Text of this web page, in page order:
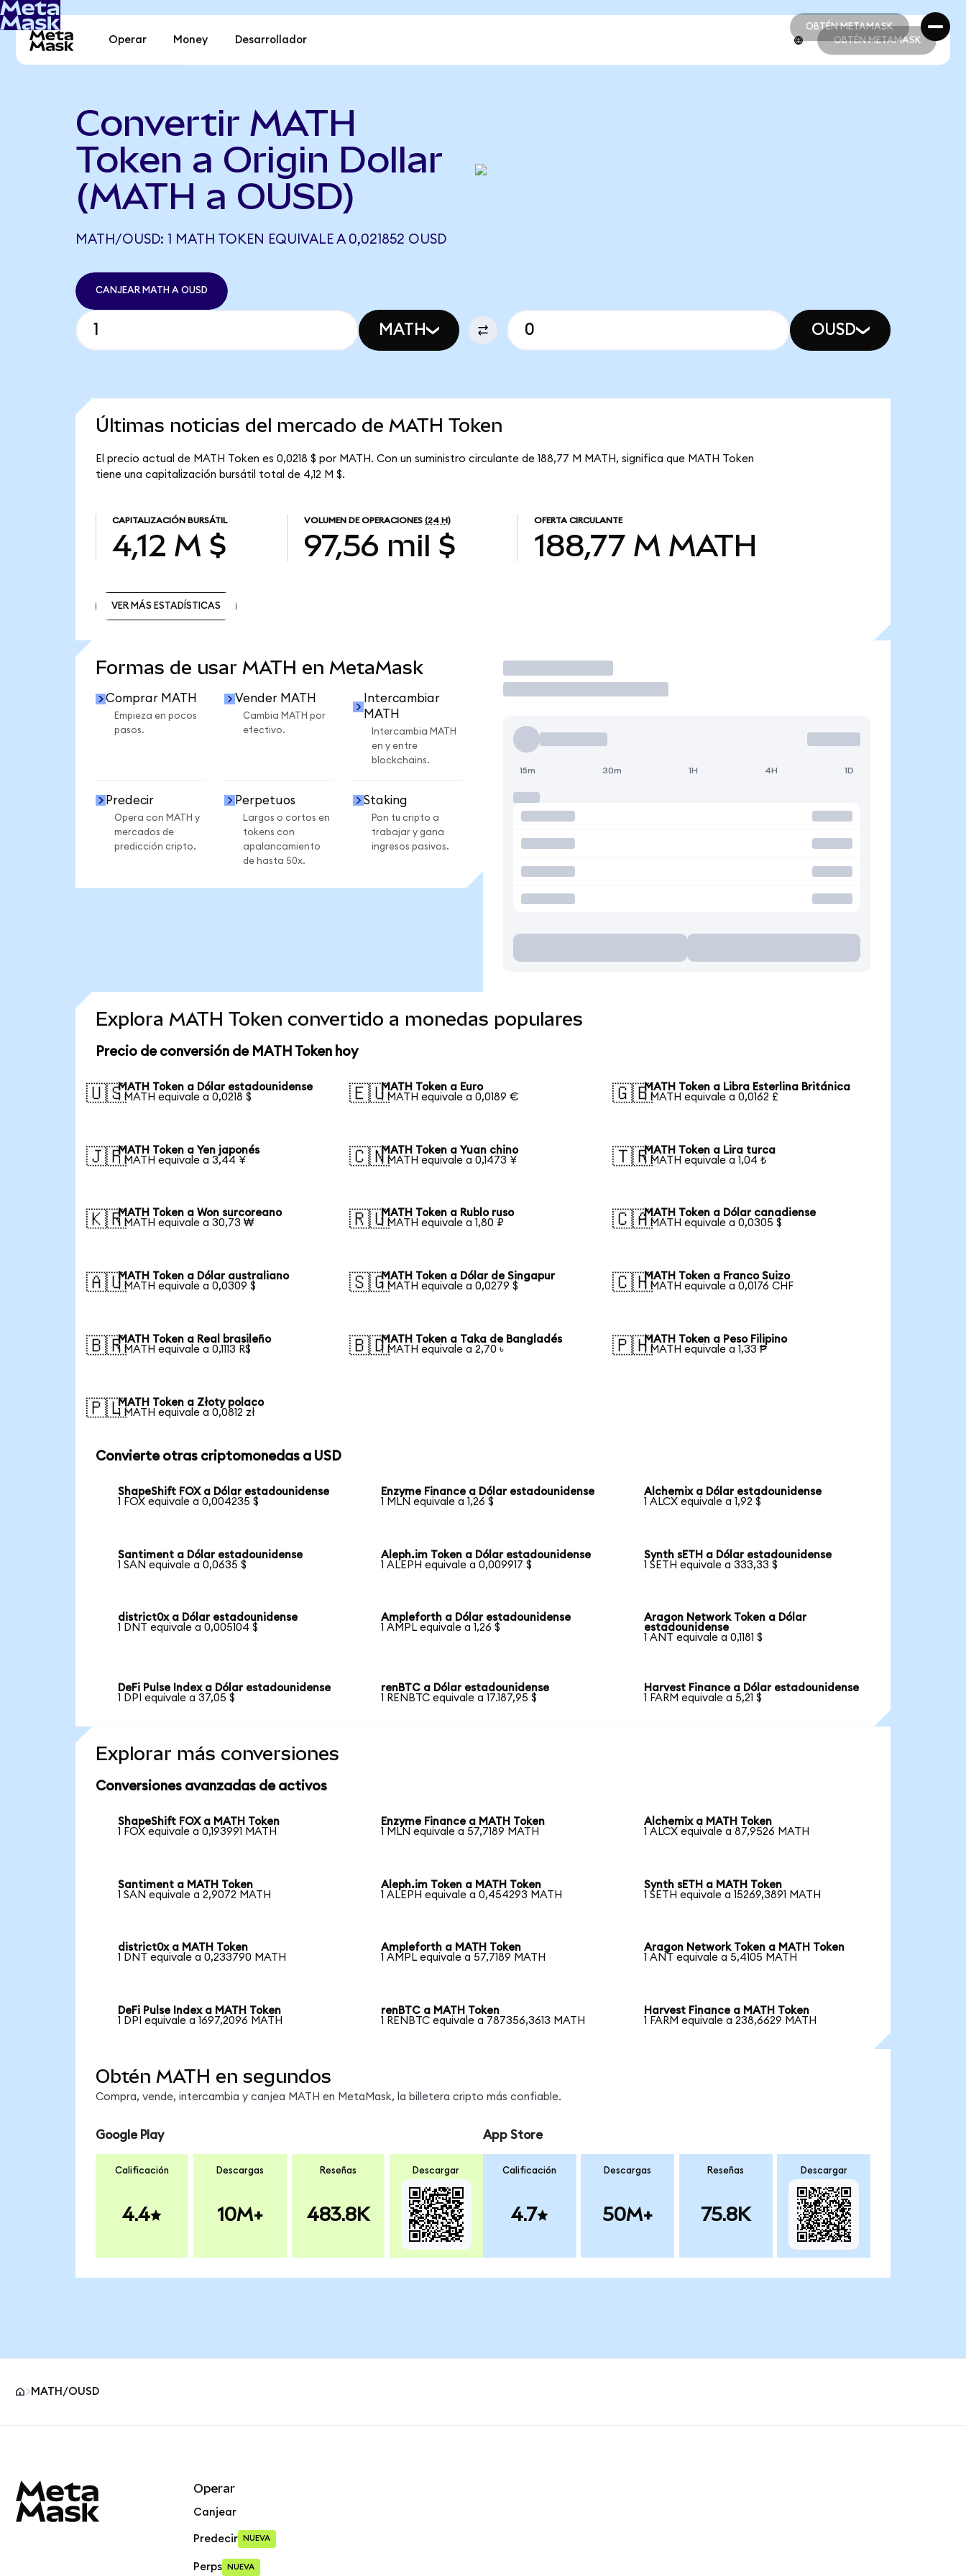
OBTÉN METAMASK
OBTÉN METAMASK
Operar Money Desarrollador OBTÉN METAMASK
Convertir MATH
Token a Origin Dollar
(MATH a OUSD)
MATH/OUSD: 1 MATH TOKEN EQUIVALE A 0,021852 OUSD
CANJEAR MATH A OUSD
MATH OUSD
Últimas noticias del mercado de MATH Token
El precio actual de MATH Token es 0,0218 $ por MATH. Con un suministro circulante de 188,77 M MATH, significa que MATH Token
tiene una capitalización bursátil total de 4,12 M $.
CAPITALIZACIÓN BURSÁTIL
4,12 M $
VOLUMEN DE OPERACIONES (24 H)
97,56 mil $
OFERTA CIRCULANTE
188,77 M MATH
VER MÁS ESTADÍSTICAS
Formas de usar MATH en MetaMask
Comprar MATH
Empieza en pocos
pasos.
Vender MATH
Cambia MATH por
efectivo.
Intercambiar
MATH
Intercambia MATH
en y entre
blockchains.
Predecir
Opera con MATH y
mercados de
predicción cripto.
Perpetuos
Largos o cortos en
tokens con
apalancamiento
de hasta 50x.
Staking
Pon tu cripto a
trabajar y gana
ingresos pasivos.
Operar
15m 30m 1H 4H 1D
Explora MATH Token convertido a monedas populares
Precio de conversión de MATH Token hoy
🇺🇸MATH Token a Dólar estadounidense
1 MATH equivale a 0,0218 $
🇪🇺MATH Token a Euro
1 MATH equivale a 0,0189 €
🇬🇧MATH Token a Libra Esterlina Británica
1 MATH equivale a 0,0162 £
🇯🇵MATH Token a Yen japonés
1 MATH equivale a 3,44 ¥
🇨🇳MATH Token a Yuan chino
1 MATH equivale a 0,1473 ¥
🇹🇷MATH Token a Lira turca
1 MATH equivale a 1,04 ₺
🇰🇷MATH Token a Won surcoreano
1 MATH equivale a 30,73 ₩
🇷🇺MATH Token a Rublo ruso
1 MATH equivale a 1,80 ₽
🇨🇦MATH Token a Dólar canadiense
1 MATH equivale a 0,0305 $
🇦🇺MATH Token a Dólar australiano
1 MATH equivale a 0,0309 $
🇸🇬MATH Token a Dólar de Singapur
1 MATH equivale a 0,0279 $
🇨🇭MATH Token a Franco Suizo
1 MATH equivale a 0,0176 CHF
🇧🇷MATH Token a Real brasileño
1 MATH equivale a 0,1113 R$
🇧🇩MATH Token a Taka de Bangladés
1 MATH equivale a 2,70 ৳
🇵🇭MATH Token a Peso Filipino
1 MATH equivale a 1,33 ₱
🇵🇱MATH Token a Złoty polaco
1 MATH equivale a 0,0812 zł
Convierte otras criptomonedas a USD
ShapeShift FOX a Dólar estadounidense
1 FOX equivale a 0,004235 $
Enzyme Finance a Dólar estadounidense
1 MLN equivale a 1,26 $
Alchemix a Dólar estadounidense
1 ALCX equivale a 1,92 $
Santiment a Dólar estadounidense
1 SAN equivale a 0,0635 $
Aleph.im Token a Dólar estadounidense
1 ALEPH equivale a 0,009917 $
Synth sETH a Dólar estadounidense
1 SETH equivale a 333,33 $
district0x a Dólar estadounidense
1 DNT equivale a 0,005104 $
Ampleforth a Dólar estadounidense
1 AMPL equivale a 1,26 $
Aragon Network Token a Dólar
estadounidense
1 ANT equivale a 0,1181 $
DeFi Pulse Index a Dólar estadounidense
1 DPI equivale a 37,05 $
renBTC a Dólar estadounidense
1 RENBTC equivale a 17.187,95 $
Harvest Finance a Dólar estadounidense
1 FARM equivale a 5,21 $
Explorar más conversiones
Conversiones avanzadas de activos
ShapeShift FOX a MATH Token
1 FOX equivale a 0,193991 MATH
Enzyme Finance a MATH Token
1 MLN equivale a 57,7189 MATH
Alchemix a MATH Token
1 ALCX equivale a 87,9526 MATH
Santiment a MATH Token
1 SAN equivale a 2,9072 MATH
Aleph.im Token a MATH Token
1 ALEPH equivale a 0,454293 MATH
Synth sETH a MATH Token
1 SETH equivale a 15269,3891 MATH
district0x a MATH Token
1 DNT equivale a 0,233790 MATH
Ampleforth a MATH Token
1 AMPL equivale a 57,7189 MATH
Aragon Network Token a MATH Token
1 ANT equivale a 5,4105 MATH
DeFi Pulse Index a MATH Token
1 DPI equivale a 1697,2096 MATH
renBTC a MATH Token
1 RENBTC equivale a 787356,3613 MATH
Harvest Finance a MATH Token
1 FARM equivale a 238,6629 MATH
Obtén MATH en segundos
Compra, vende, intercambia y canjea MATH en MetaMask, la billetera cripto más confiable.
Google Play
Calificación
4.4
Descargas
10M+
Reseñas
483.8K
Descargar
App Store
Calificación
4.7
Descargas
50M+
Reseñas
75.8K
Descargar
MATH/OUSD
Operar
Canjear
Predecir NUEVA
Perps NUEVA